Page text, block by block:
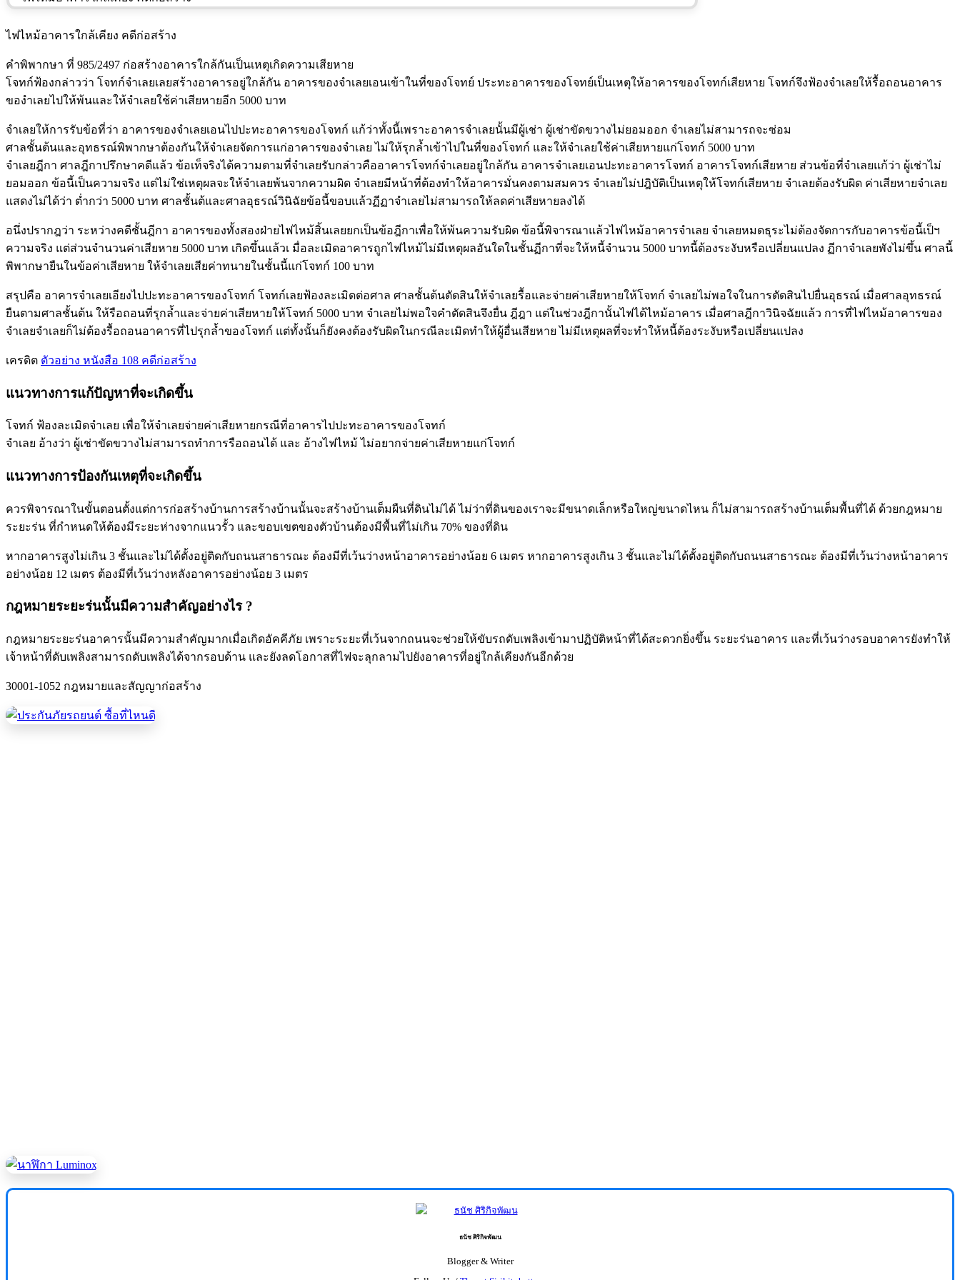
ไฟไหม้อาคารใกล้เคียง คดีก่อสร้าง
คำพิพากษา ที่ 985/2497 ก่อสร้างอาคารใกล้กันเป็นเหตุเกิดความเสียหาย
โจทก์ฟ้องกล่าวว่า โจทก์จำเลยเลยสร้างอาคารอยู่ใกล้กัน อาคารของจำเลยเอนเข้าในที่ของโจทย์ ประทะอาคารของโจทย์เป็นเหตุให้อาคารของโจทก์เสียหาย โจทก์จึงฟ้องจำเลยให้รื้อถอนอาคาร
ของำเลยไปให้พ้นและให้จำเลยใช้ค่าเสียหายอีก 5000 บาท
จำเลยให้การรับข้อที่ว่า อาคารของจำเลยเอนไปปะทะอาคารของโจทก์ แก้ว่าทั้งนี้เพราะอาคารจำเลยนั้นมีผู้เช่า ผู้เช่าขัดขวางไม่ยอมออก จำเลยไม่สามารถจะซ่อม
ศาลชั้นต้นและอุทธรณ์พิพากษาต้องกันให้จำเลยจัดการแก่อาคารของจำเลย ไม่ให้รุกล้ำเข้าไปในที่ของโจทก์ และให้จำเลยใช้ค่าเสียหายแก่โจทก์ 5000 บาท
จำเลยฎีกา ศาลฎีกาปรึกษาคดีแล้ว ข้อเท็จริงได้ความตามที่จำเลยรับกล่าวคืออาคารโจทก์จำเลยอยู่ใกล้กัน อาคารจำเลยเอนปะทะอาคารโจทก์ อาคารโจทก์เสียหาย ส่วนข้อที่จำเลยแก้ว่า ผู้เช่าไม่
ยอมออก ข้อนี้เป็นความจริง แต่ไม่ใช่เหตุผลจะให้จำเลยพ้นจากความผิด จำเลยมีหน้าที่ต้องทำให้อาคารมั่นคงตามสมควร จำเลยไม่ปฎิบัติเป็นเหตุให้โจทก์เสียหาย จำเลยต้องรับผิด ค่าเสียหายจำเลย
แสดงไม่ได้ว่า ต่ำกว่า 5000 บาท ศาลชั้นต้และศาลอุธรณ์วินิฉัยข้อนี้ขอบแล้วฏีฏาจำเลยไม่สามารถให้ลดค่าเสียหายลงได้
อนึ่งปรากฎว่า ระหว่างคดีชั้นฎีกา อาคารของทั้งสองฝ่ายไฟไหม้สิ้นเลยยกเป็นข้อฎีกาเพื่อให้พ้นความรับผิด ข้อนี้พิจารณาแล้วไฟไหม้อาคารจำเลย จำเลยหมดธุระไม่ต้องจัดการกับอาคารข้อนี้เป็ฯ
ความจริง แต่ส่วนจำนวนค่าเสียหาย 5000 บาท เกิดขึ้นแล้วเ มื่อละเมิดอาคารถูกไฟไหม้ไม่มีเหตุผลอันใดในชั้นฏีกาที่จะให้หนี้จำนวน 5000 บาทนี้ต้องระงับหรือเปลี่ยนแปลง ฏีกาจำเลยพังไม่ขึ้น ศาลนี้
พิพากษายืนในข้อค่าเสียหาย ให้จำเลยเสียค่าทนายในชั้นนี้แก่โจทก์ 100 บาท
สรุปคือ อาคารจำเลยเอียงไปปะทะอาคารของโจทก์ โจทก์เลยฟ้องละเมิดต่อศาล ศาลชั้นต้นตัดสินให้จำเลยรื้อและจ่ายค่าเสียหายให้โจทก์ จำเลยไม่พอใจในการตัดสินไปยื่นอุธรณ์ เมื่อศาลอุทธรณ์
ยืนตามศาลชั้นต้น ให้รือถอนที่รุกล้ำและจ่ายค่าเสียหายให้โจทก์ 5000 บาท จำเลยไม่พอใจคำตัดสินจึงยื่น ฎีฎา แต่ในช่วงฎีกานั้นไฟได้ไหม้อาคาร เมื่อศาลฎีกาวินิจฉัยแล้ว การที่ไฟไหม้อาคารของ
จำเลยจำเลยก็ไม่ต้องรื้อถอนอาคารที่ไปรุกล้ำของโจทก์ แต่ทั้งนั้นก็ยังคงต้องรับผิดในกรณีละเมิดทำให้ผู้อื่นเสียหาย ไม่มีเหตุผลที่จะทำให้หนี้ต้องระงับหรือเปลี่ยนแปลง
เครดิต ตัวอย่าง หนังสือ 108 คดีก่อสร้าง
แนวทางการแก้ปัญหาที่จะเกิดขึ้น
โจทก์ ฟ้องละเมิดจำเลย เพื่อให้จำเลยจ่ายค่าเสียหายกรณีที่อาคารไปปะทะอาคารของโจทก์
จำเลย อ้างว่า ผู้เช่าขัดขวางไม่สามารถทำการรือถอนได้ และ อ้างไฟไหม้ ไม่อยากจ่ายค่าเสียหายแก่โจทก์
แนวทางการป้องกันเหตุที่จะเกิดขึ้น
ควรพิจารณาในขั้นตอนตั้งแต่การก่อสร้างบ้านการสร้างบ้านนั้นจะสร้างบ้านเต็มผืนที่ดินไม่ได้ ไม่ว่าที่ดินของเราจะมีขนาดเล็กหรือใหญ่ขนาดไหน ก็ไม่สามารถสร้างบ้านเต็มพื้นที่ได้ ด้วยกฎหมาย
ระยะร่น ที่กำหนดให้ต้องมีระยะห่างจากแนวรั้ว และขอบเขตของตัวบ้านต้องมีพื้นที่ไม่เกิน 70% ของที่ดิน
หากอาคารสูงไม่เกิน 3 ชั้นและไม่ได้ตั้งอยู่ติดกับถนนสาธารณะ ต้องมีที่เว้นว่างหน้าอาคารอย่างน้อย 6 เมตร หากอาคารสูงเกิน 3 ชั้นและไม่ได้ตั้งอยู่ติดกับถนนสาธารณะ ต้องมีที่เว้นว่างหน้าอาคาร
อย่างน้อย 12 เมตร ต้องมีที่เว้นว่างหลังอาคารอย่างน้อย 3 เมตร
กฎหมายระยะร่นนั้นมีความสำคัญอย่างไร ?
กฎหมายระยะร่นอาคารนั้นมีความสำคัญมากเมื่อเกิดอัคคีภัย เพราะระยะที่เว้นจากถนนจะช่วยให้ขับรถดับเพลิงเข้ามาปฏิบัติหน้าที่ได้สะดวกยิ่งขึ้น ระยะร่นอาคาร และที่เว้นว่างรอบอาคารยังทำให้
เจ้าหน้าที่ดับเพลิงสามารถดับเพลิงได้จากรอบด้าน และยังลดโอกาสที่ไฟจะลุกลามไปยังอาคารที่อยู่ใกล้เคียงกันอีกด้วย
30001-1052 กฎหมายและสัญญาก่อสร้าง
ธนัช ศิริกิจพัฒน
Blogger & Writer